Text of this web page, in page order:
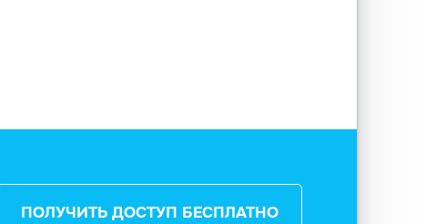
ПОЛУЧИТЬ ДОСТУП БЕСПЛАТНО